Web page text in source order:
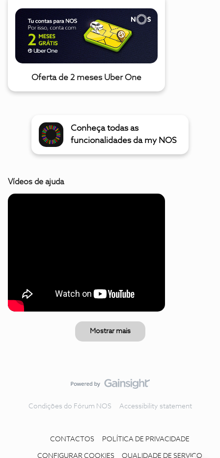
Oferta de 2 meses Uber One
Conheça todas as
funcionalidades da my NOS
Vídeos de ajuda
Mostrar mais
Condições do Fórum NOS Accessibility statement
CONTACTOS POLÍTICA DE PRIVACIDADE
CONFIGURAR COOKIES QUALIDADE DE SERVIÇO